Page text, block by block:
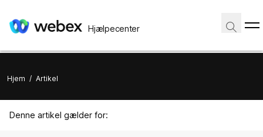
Hjælpecenter
Hjem / Artikel
Denne artikel gælder for: